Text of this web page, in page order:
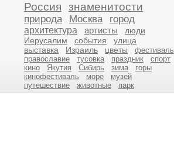
Россия знаменитости
природа Москва город
архитектура артисты
люди
Иерусалим
события
улица
выставка
Израиль цветы
фестиваль
православие
тусовка праздник
спорт
кино
Якутия Сибирь зима
горы
кинофестиваль
море
музей
путешествие
животные парк